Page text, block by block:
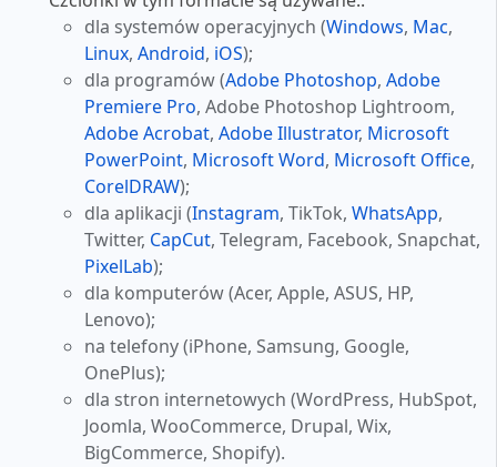
dla systemów operacyjnych (Windows, Mac,
Linux, Android, iOS);
dla programów (Adobe Photoshop, Adobe
Premiere Pro, Adobe Photoshop Lightroom,
Adobe Acrobat, Adobe Illustrator, Microsoft
PowerPoint, Microsoft Word, Microsoft Office,
CorelDRAW);
dla aplikacji (Instagram, TikTok, WhatsApp,
Twitter, CapCut, Telegram, Facebook, Snapchat,
PixelLab);
dla komputerów (Acer, Apple, ASUS, HP,
Lenovo);
na telefony (iPhone, Samsung, Google,
OnePlus);
dla stron internetowych (WordPress, HubSpot,
Joomla, WooCommerce, Drupal, Wix,
BigCommerce, Shopify).